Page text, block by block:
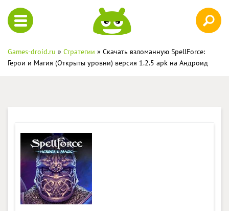
Games-droid.ru » Стратегии » Скачать взломанную SpellForce:
Герои и Магия (Открыты уровни) версия 1.2.5 apk на Андроид